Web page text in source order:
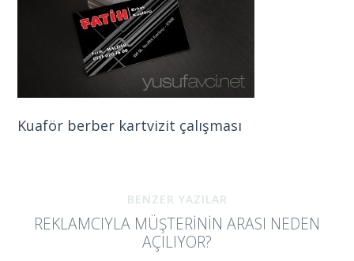
Kuaför berber kartvizit çalışması
BENZER YAZILAR
REKLAMCIYLA MÜŞTERININ ARASI NEDEN
AÇILIYOR?